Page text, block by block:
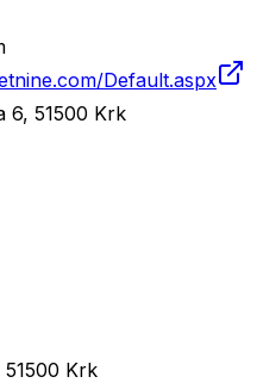
Default.aspx
6, 51500 Krk
Krk